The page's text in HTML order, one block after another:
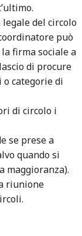
del circolo
può
firma sociale a
di procure
categorie di
di circolo i
se prese a
quando si
maggioranza).
riunione